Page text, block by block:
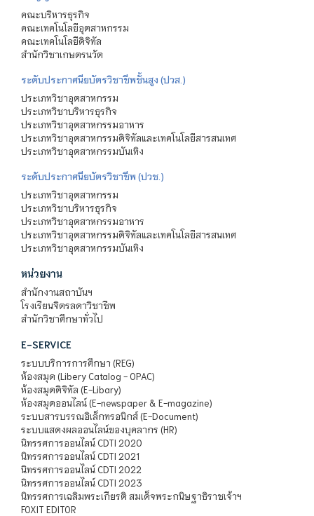
คณะบริหารธุรกิจ
คณะเทคโนโลยีอุตสาหกรรม
คณะเทคโนโลยีดิจิทัล
สำนักวิชาเกษตรนวัต
ระดับประกาศนียบัตรวิชาชีพชั้นสูง (ปวส.)
ประเภทวิชาอุตสาหกรรม
ประเภทวิชาบริหารธุรกิจ
ประเภทวิชาอุตสาหกรรมอาหาร
ประเภทวิชาอุตสาหกรรมดิจิทัลและเทคโนโลยีสารสนเทศ
ประเภทวิชาอุตสาหกรรมบันเทิง
ระดับประกาศนียบัตรวิชาชีพ (ปวช.)
ประเภทวิชาอุตสาหกรรม
ประเภทวิชาบริหารธุรกิจ
ประเภทวิชาอุตสาหกรรมอาหาร
ประเภทวิชาอุตสาหกรรมดิจิทัลและเทคโนโลยีสารสนเทศ
ประเภทวิชาอุตสาหกรรมบันเทิง
หน่วยงาน
สำนักงานสถาบันฯ
โรงเรียนจิตรลดาวิชาชีพ
สำนักวิชาศึกษาทั่วไป
E-SERVICE
ระบบบริการการศึกษา (REG)
ห้องสมุด (Libery Catalog - OPAC)
ห้องสมุดดิจิทัล (E-Libary)
ห้องสมุดออนไลน์ (E-newspaper & E-magazine)
ระบบสารบรรณอิเล็กทรอนิกส์ (E-Document)
ระบบแสดงผลออนไลน์ของบุคลากร (HR)
นิทรรศการออนไลน์ CDTI 2020
นิทรรศการออนไลน์ CDTI 2021
นิทรรศการออนไลน์ CDTI 2022
นิทรรศการออนไลน์ CDTI 2023
นิทรรศการเฉลิมพระเกียรติ สมเด็จพระกนิษฐาธิราชเจ้าฯ
FOXIT EDITOR